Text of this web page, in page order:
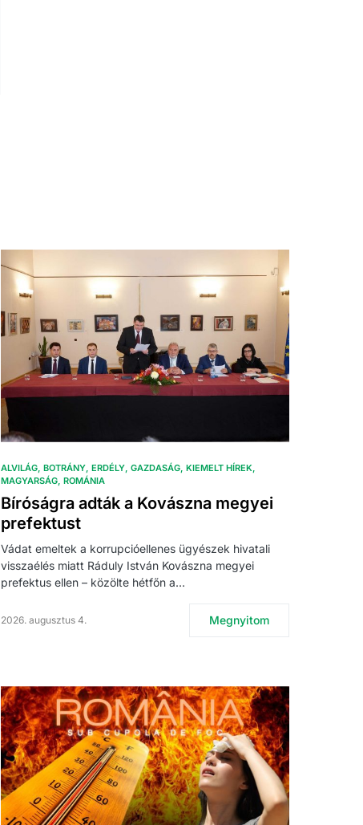
ALVILÁG BOTRÁNY ERDÉLY GAZDASÁG KIEMELT HÍREK
MAGYARSÁG ROMÁNIA
Bíróságra adták a Kovászna megyei
prefektust
Vádat emeltek a korrupcióellenes ügyészek hivatali
visszaélés miatt Ráduly István Kovászna megyei
prefektus ellen – közölte hétfőn a…
2026. augusztus 4. Megnyitom